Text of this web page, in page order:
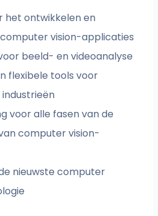
het ontwikkelen en
vision-applicaties
beeld- en videoanalyse
flexibele tools voor
voor alle fasen van de
computer vision-
nieuwste computer